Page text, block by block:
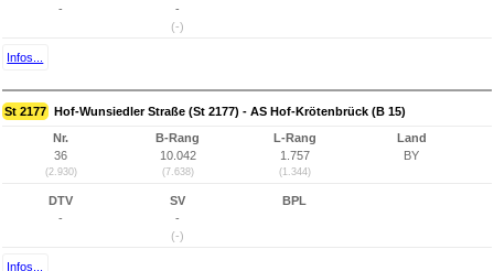
-
-
(-)
Infos...
St 2177 Hof-Wunsiedler Straße (St 2177) - AS Hof-Krötenbrück (B 15)
Nr.
36
(2.930)
B-Rang
10.042
(7.638)
L-Rang
1.757
(1.344)
Land
BY
DTV
-
SV
-
(-)
BPL
Infos...